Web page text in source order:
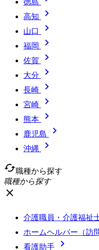
徳島
高知 
山口 
福岡 
佐賀 
大分 
長崎 
宮崎 
熊本 
鹿児島 
沖縄

cached職種から探す
職種から探す
close
介護職員・介護福祉
ホームヘルパー（訪
看護助手 